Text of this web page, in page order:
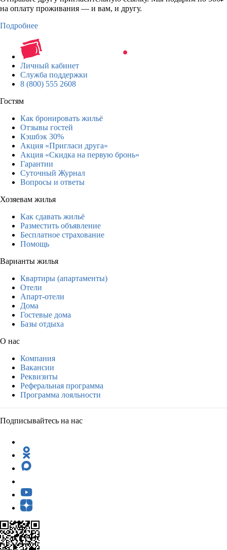
на оплату проживания — и вам, и другу.
Подробнее
Личный кабинет
Служба поддержки
8 (800) 555 2608
Гостям
Как бронировать жильё
Отзывы гостей
Кэшбэк 30%
Акция «Пригласи друга»
Акция «Скидка на первую бронь»
Гарантии
Суточный Журнал
Вопросы и ответы
Хозяевам жилья
Как сдавать жильё
Разместить объявление
Бесплатное страхование
Помощь
Варианты жилья
Квартиры (апартаменты)
Отели
Апарт-отели
Дома
Гостевые дома
Базы отдыха
О нас
Компания
Вакансии
Реквизиты
Реферальная программа
Программа лояльности
Подписывайтесь на нас